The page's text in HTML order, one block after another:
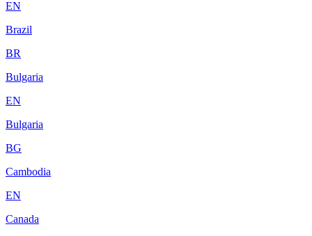
EN
Brazil
BR
Bulgaria
EN
Bulgaria
BG
Cambodia
EN
Canada